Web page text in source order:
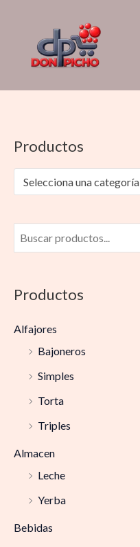
contenido
Productos
Selecciona una categoría
Productos
Alfajores
Bajoneros
Simples
Torta
Triples
Almacen
Leche
Yerba
Bebidas